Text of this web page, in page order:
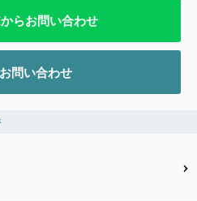
らお問い合わせ
お問い合わせ